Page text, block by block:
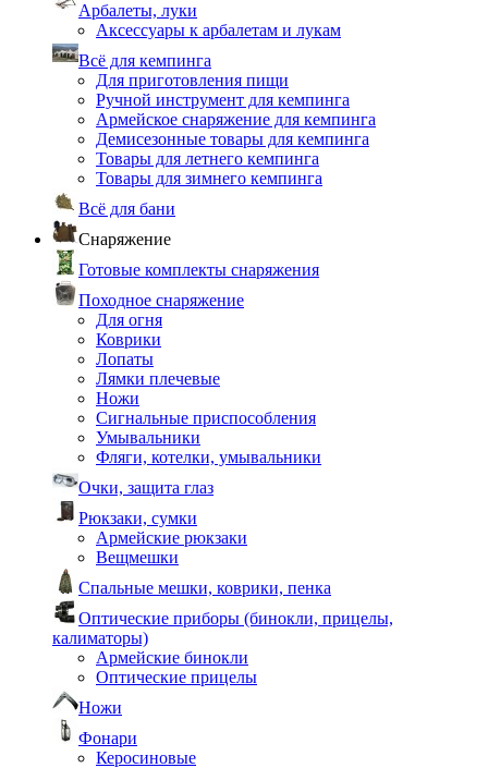
Арбалеты, луки
Аксессуары к арбалетам и лукам
Всё для кемпинга
Для приготовления пищи
Ручной инструмент для кемпинга
Армейское снаряжение для кемпинга
Демисезонные товары для кемпинга
Товары для летнего кемпинга
Товары для зимнего кемпинга
Всё для бани
Снаряжение
Готовые комплекты снаряжения
Походное снаряжение
Для огня
Коврики
Лопаты
Лямки плечевые
Ножи
Сигнальные приспособления
Умывальники
Фляги, котелки, умывальники
Очки, защита глаз
Рюкзаки, сумки
Армейские рюкзаки
Вещмешки
Спальные мешки, коврики, пенка
Оптические приборы (бинокли, прицелы,
калиматоры)
Армейские бинокли
Оптические прицелы
Ножи
Фонари
Керосиновые